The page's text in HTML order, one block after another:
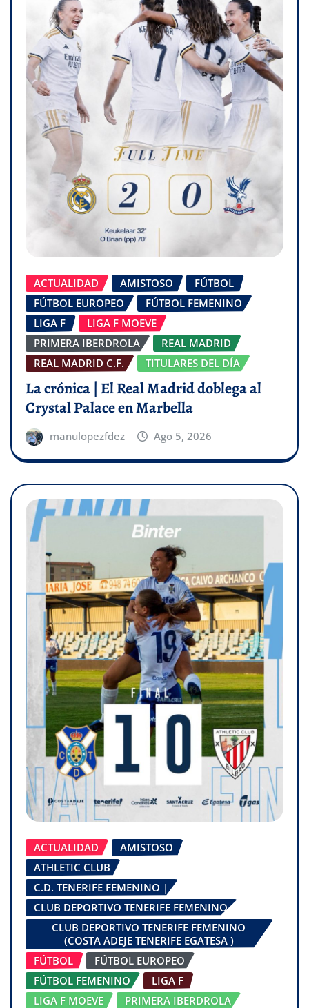
ACTUALIDAD AMISTOSO
FÚTBOL
FÚTBOL EUROPEO
FÚTBOL FEMENINO
LIGA F
LIGA F MOEVE
PRIMERA IBERDROLA
REAL MADRID
REAL MADRID C.F.
TITULARES DEL DÍA
La crónica | El Real Madrid doblega al
Crystal Palace en Marbella
manulopezfdez Ago 5, 2026
ACTUALIDAD
AMISTOSO
ATHLETIC CLUB
C.D. TENERIFE FEMENINO |
CLUB DEPORTIVO TENERIFE FEMENINO
CLUB DEPORTIVO TENERIFE FEMENINO
(COSTA ADEJE TENERIFE EGATESA )
FÚTBOL
FÚTBOL EUROPEO
FÚTBOL FEMENINO
LIGA F
LIGA F MOEVE
PRIMERA IBERDROLA